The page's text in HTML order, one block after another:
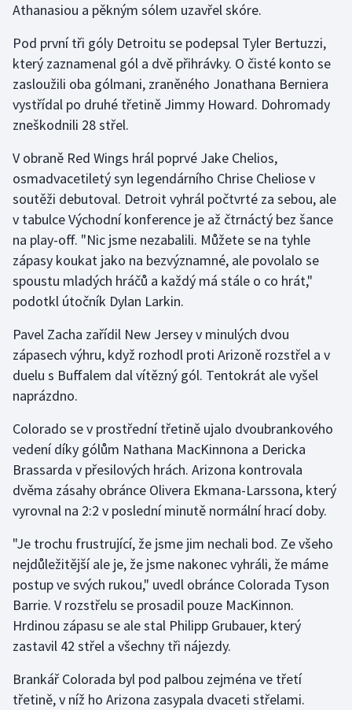
Házená
Jezdectví
Judo
Krasobruslení
Lezení
Lyže a snowboard
Moderní pětiboj
Motorsport
Parasport
Plavání
Plážový volejbal
Ragby
Rychlobruslení
Rychlostní kanoistika
Short track
Sportovní střelba
Stolní tenis
Triatlon
Athanasiou a pěkným sólem uzavřel skóre.
Pod první tři góly Detroitu se podepsal Tyler Bertuzzi,
který zaznamenal gól a dvě přihrávky. O čisté konto se
zasloužili oba gólmani, zraněného Jonathana Berniera
vystřídal po druhé třetině Jimmy Howard. Dohromady
zneškodnili 28 střel.
V obraně Red Wings hrál poprvé Jake Chelios,
osmadvacetiletý syn legendárního Chrise Cheliose v
soutěži debutoval. Detroit vyhrál počtvrté za sebou, ale
v tabulce Východní konference je až čtrnáctý bez šance
na play-off. "Nic jsme nezabalili. Můžete se na tyhle
zápasy koukat jako na bezvýznamné, ale povolalo se
spoustu mladých hráčů a každý má stále o co hrát,"
podotkl útočník Dylan Larkin.
Pavel Zacha zařídil New Jersey v minulých dvou
zápasech výhru, když rozhodl proti Arizoně rozstřel a v
duelu s Buffalem dal vítězný gól. Tentokrát ale vyšel
naprázdno.
Colorado se v prostřední třetině ujalo dvoubrankového
vedení díky gólům Nathana MacKinnona a Dericka
Brassarda v přesilových hrách. Arizona kontrovala
dvěma zásahy obránce Olivera Ekmana-Larssona, který
vyrovnal na 2:2 v poslední minutě normální hrací doby.
"Je trochu frustrující, že jsme jim nechali bod. Ze všeho
nejdůležitější ale je, že jsme nakonec vyhráli, že máme
postup ve svých rukou," uvedl obránce Colorada Tyson
Barrie. V rozstřelu se prosadil pouze MacKinnon.
Hrdinou zápasu se ale stal Philipp Grubauer, který
zastavil 42 střel a všechny tři nájezdy.
Brankář Colorada byl pod palbou zejména ve třetí
třetině, v níž ho Arizona zasypala dvaceti střelami.